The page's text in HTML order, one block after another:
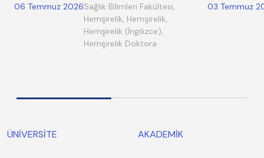
06 Temmuz 2026Sağlık Bilimleri Fakültesi,
Hemşirelik, Hemşirelik,
Hemşirelik (İngilizce),
Hemşirelik Doktora
03 Temmuz
ÜNİVERSİTE AKADEMİK